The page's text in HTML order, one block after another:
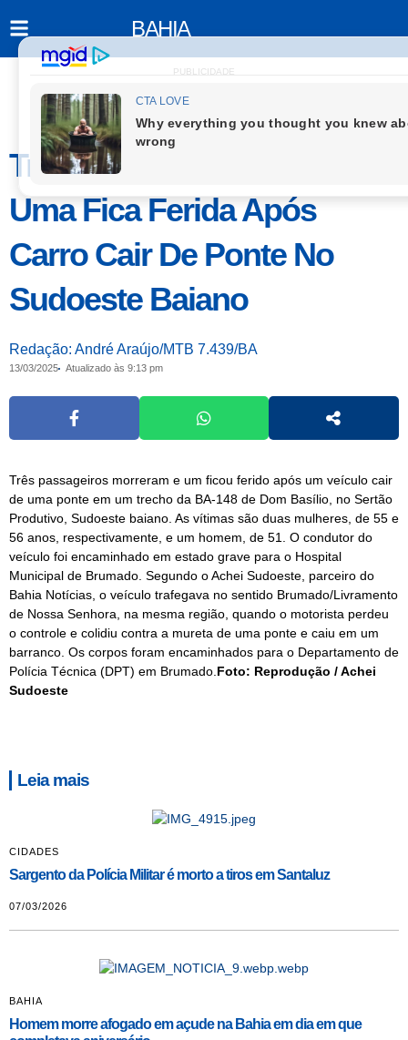
BAHIA
PUBLICIDADE
Três Pessoas Morrem E
Uma Fica Ferida Após
Carro Cair De Ponte No
Sudoeste Baiano
Redação: André Araújo/MTB 7.439/BA
13/03/2025 Atualizado às 9:13 pm
Três passageiros morreram e um ficou ferido após um veículo cair
de uma ponte em um trecho da BA-148 de Dom Basílio, no Sertão
Produtivo, Sudoeste baiano. As vítimas são duas mulheres, de 55 e
56 anos, respectivamente, e um homem, de 51. O condutor do
veículo foi encaminhado em estado grave para o Hospital
Municipal de Brumado. Segundo o Achei Sudoeste, parceiro do
Bahia Notícias, o veículo trafegava no sentido Brumado/Livramento
de Nossa Senhora, na mesma região, quando o motorista perdeu
o controle e colidiu contra a mureta de uma ponte e caiu em um
barranco. Os corpos foram encaminhados para o Departamento de
Polícia Técnica (DPT) em Brumado. Foto: Reprodução / Achei
Sudoeste
Leia mais
CIDADES
Sargento da Polícia Militar é morto a tiros em Santaluz
07/03/2026
BAHIA
Homem morre afogado em açude na Bahia em dia em que